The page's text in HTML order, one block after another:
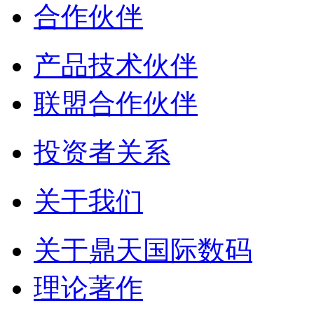
合作伙伴
产品技术伙伴
联盟合作伙伴
投资者关系
关于我们
关于鼎天国际数码
理论著作